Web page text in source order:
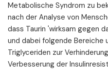
Metabolische Syndrom zu
nach der Analyse von
dass Taurin 'wirksam gegen
und dabei folgende Bereiche
Triglyceriden zur
Verbesserung der